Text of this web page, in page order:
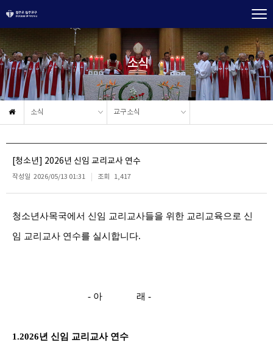
소식
소식 교구소식
[청소년] 2026년 신임 교리교사 연수
작성일 2026/05/13 01:31 조회 1,417
청소년사목국에서 신임 교리교사들을 위한 교리교육으로 신
임 교리교사 연수를 실시합니다.
- 아 래 -
1.2026년 신임 교리교사 연수